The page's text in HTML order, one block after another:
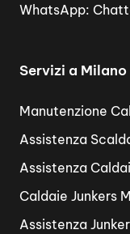
WhatsApp:
Servizi a Milano
Manutenzione
Assistenza
Assistenza
Caldaie Junkers
Assistenza